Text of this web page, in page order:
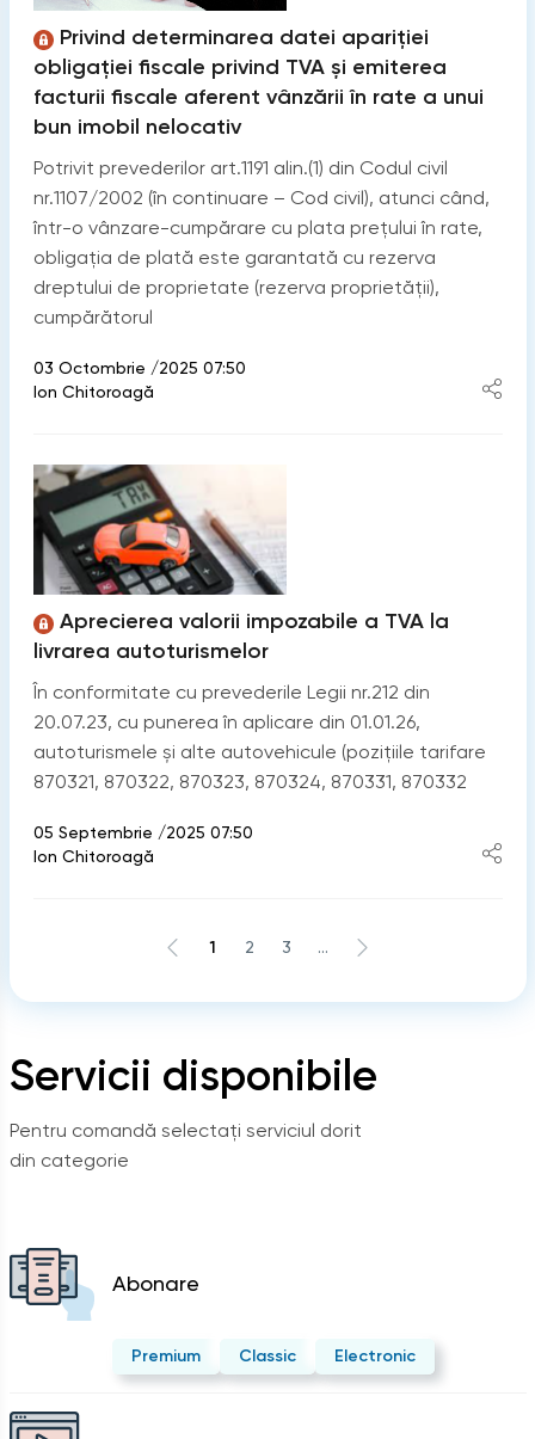
Servicii disponibile
Pentru comandă selectați serviciul dorit
din categorie
Abonare
Premium Classic Electronic
Privind determinarea datei apariției
obligației fiscale privind TVA și emiterea
facturii fiscale aferent vânzării în rate a unui
bun imobil nelocativ
Potrivit prevederilor art.1191 alin.(1) din Codul civil
nr.1107/2002 (în continuare – Cod civil), atunci când,
într-o vânzare-cumpărare cu plata prețului în rate,
obligația de plată este garantată cu rezerva
dreptului de proprietate (rezerva proprietății),
cumpărătorul
03 Octombrie /2025 07:50
Ion Chitoroagă
Aprecierea valorii impozabile a TVA la
livrarea autoturismelor
În conformitate cu prevederile Legii nr.212 din
20.07.23, cu punerea în aplicare din 01.01.26,
autoturismele şi alte autovehicule (poziţiile tarifare
870321, 870322, 870323, 870324, 870331, 870332
05 Septembrie /2025 07:50
Ion Chitoroagă
1 2 3 ...